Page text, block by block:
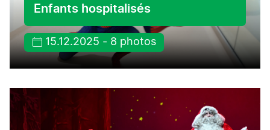
Enfants hospitalisés
15.12.2025 - 8 photos